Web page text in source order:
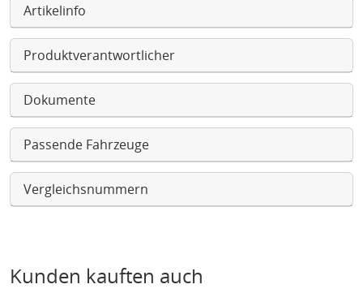
Artikelinfo
Produktverantwortlicher
Dokumente
Passende Fahrzeuge
Vergleichsnummern
Kunden kauften auch